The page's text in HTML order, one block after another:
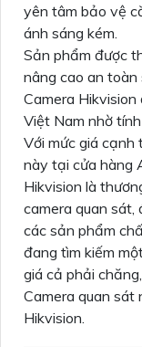
yên tâm bảo vệ
ánh sáng kém.
Sản phẩm được
nâng cao an toàn
Camera
Việt Nam nhờ
Với mức giá
này tại cửa hàng
Hikvision là
camera quan sát,
các sản phẩm
đang tìm kiếm
giá cả phải
Camera quan sát
Hikvision.